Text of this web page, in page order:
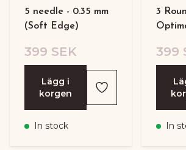
5 needle - 0.35 mm
(Soft Edge)
399 SEK
Lägg i
korgen
In stock
3
399
In